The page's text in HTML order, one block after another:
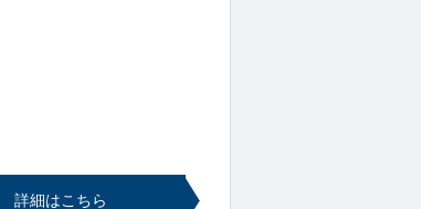
詳細はこちら